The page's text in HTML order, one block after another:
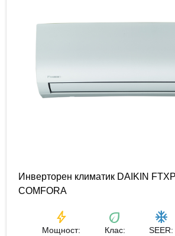
Инверторен климатик DAIKIN
COMFORA
bolt
Мощност:
eco
Клас:
ac_unit
SEER: